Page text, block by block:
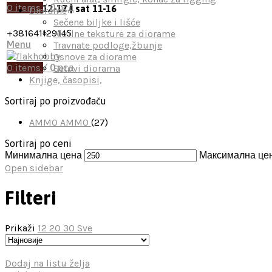
mon-fri 12-17 | sat 11-16
+381641129145
Menu
0 items/ 0рсд
0 items/ 0рсд
Diorame
Sečene biljke i lišće
Akrilne teksture za diorame
Travnate podloge,žbunje
Osnove za diorame
Setovi diorama
Knjige, časopisi,
Sortiraj po proizvođaču
AMMO AMMO (27)
Sortiraj po ceni
Минимална цена Максимална
Open sidebar
Filteri
Prikaži 12 20 30 Sve
Dodaj na listu želja